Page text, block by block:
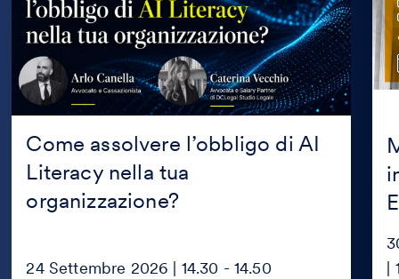
Come assolvere l’obbligo di AI
Literacy nella tua
organizzazione?
Literacy
nella
tua
organizzazione?
24 Settembre 2026 | 14.30 - 14.50
con